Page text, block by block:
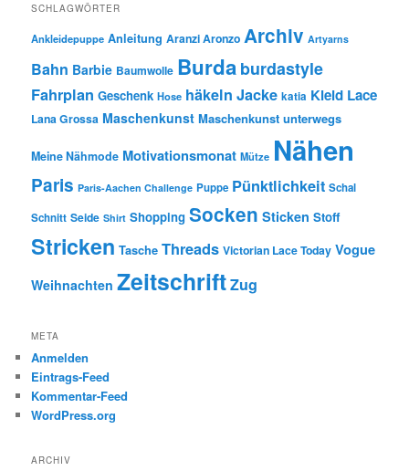
SCHLAGWÖRTER
Ankleidepuppe Anleitung Aranzi Aronzo Archiv Artyarns
Bahn Barbie Baumwolle Burda burdastyle
Fahrplan Geschenk Hose häkeln Jacke katia Kleid Lace
Lana Grossa Maschenkunst Maschenkunst unterwegs
Meine Nähmode Motivationsmonat Mütze Nähen
Paris Paris-Aachen Challenge Puppe Pünktlichkeit Schal
Schnitt Seide Shirt Shopping Socken Sticken Stoff
Stricken Tasche Threads Victorian Lace Today Vogue
Weihnachten ZeitschriftZug
META
Anmelden
Eintrags-Feed
Kommentar-Feed
WordPress.org
ARCHIV